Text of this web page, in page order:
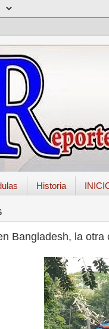
Historia
Bangladesh, la